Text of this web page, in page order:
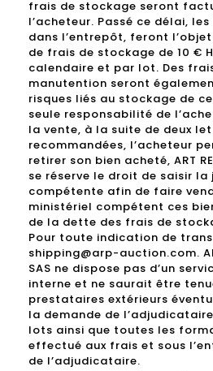
frais de stockage seront
l’acheteur. Passé ce délai,
dans l’entrepôt, feront
de frais de stockage de 10 €
calendaire et par lot. Des
manutention seront
risques liés au stockage de
seule responsabilité de
la vente, à la suite de deux
recommandées, l’acheteur
retirer son bien acheté, ART
se réserve le droit de saisir
compétente afin de faire
ministériel compétent ces
de la dette des frais de
Pour toute indication de
shipping@arp-auction.com.
SAS ne dispose pas d’un
interne et ne saurait être
prestataires extérieurs
la demande de
lots ainsi que toutes les
effectué aux frais et sous
de l’adjudicataire.